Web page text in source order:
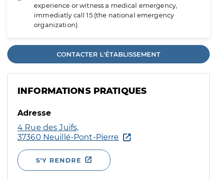
experience or witness a medical emergency,
immediatly call 15 (the national emergency
organization).
CONTACTER L'ÉTABLISSEMENT
INFORMATIONS PRATIQUES
Adresse
4 Rue des Juifs,
37360 Neuillé-Pont-Pierre
S'Y RENDRE